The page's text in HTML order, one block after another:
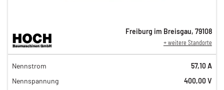
104,00 €
86,00 €
71,00 €
Freiburg im Breisgau, 79108
+ weitere Standorte
Nennstrom
57,10 A
Nennspannung
400,00 V